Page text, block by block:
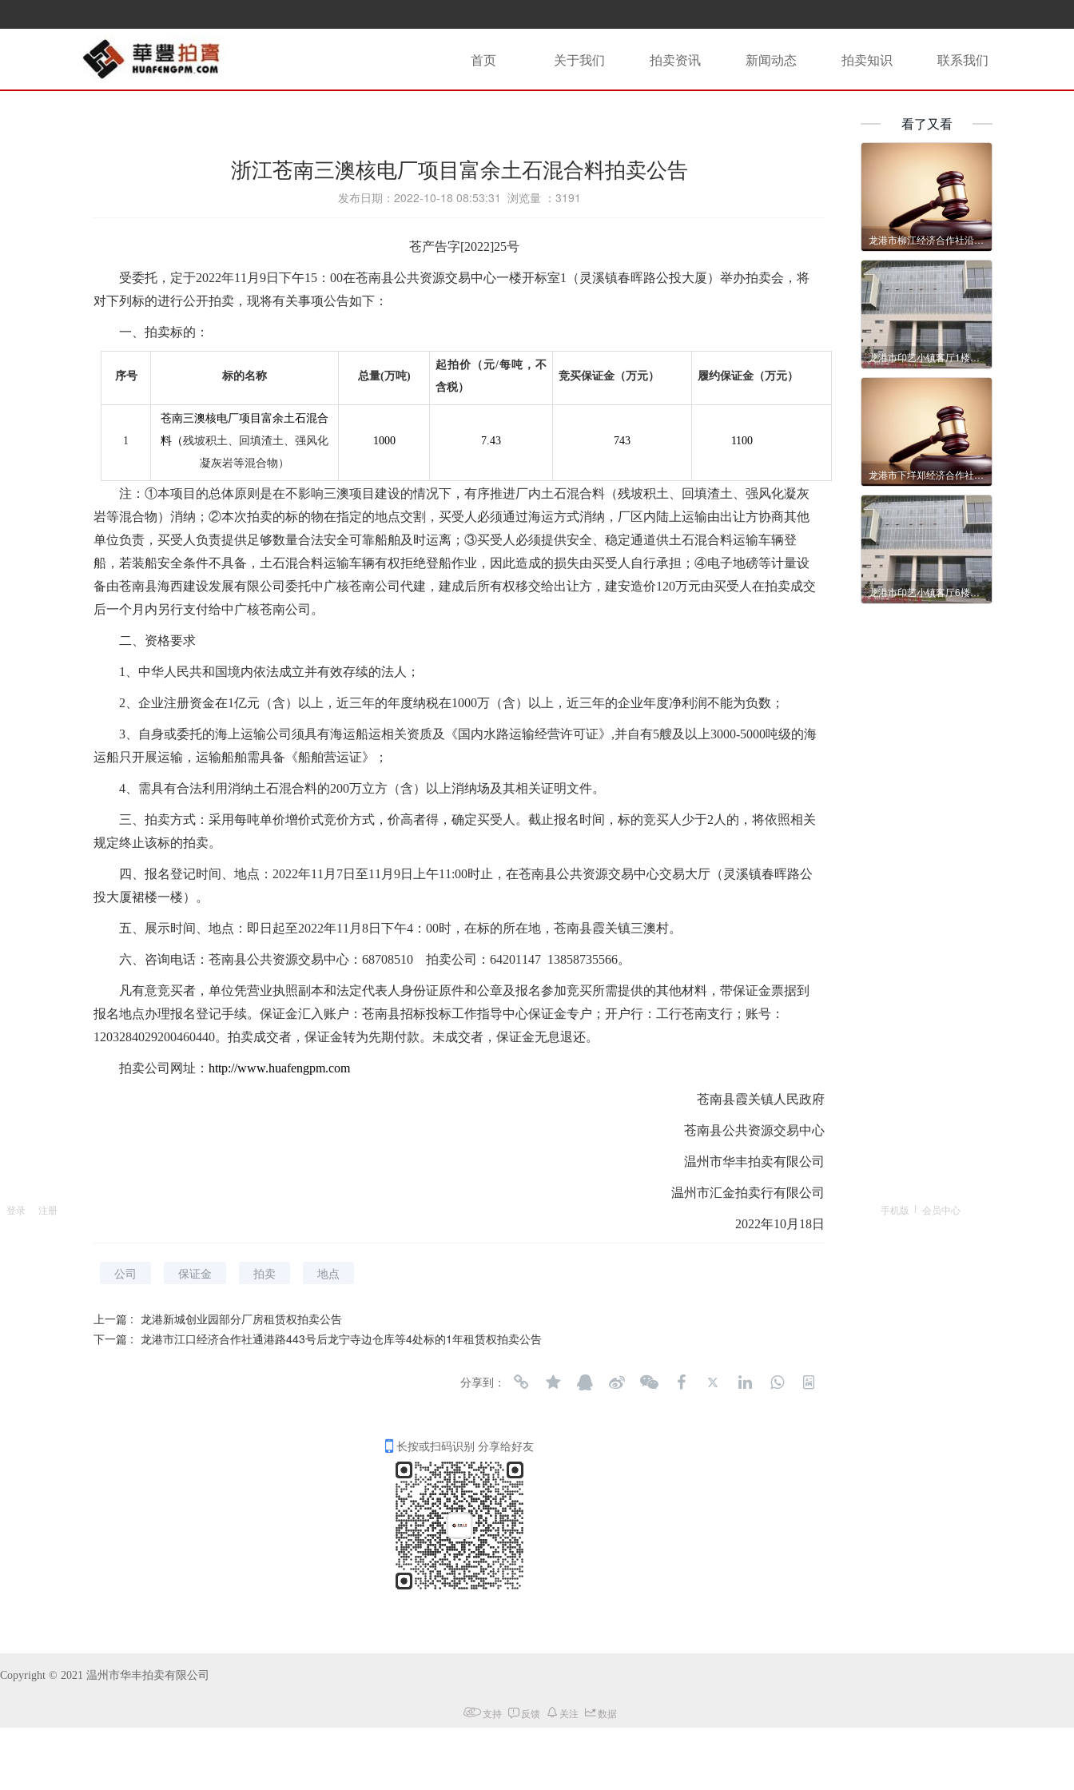
登录 注册 手机版 会员中心
首页 关于我们 拍卖资讯 新闻动态 拍卖知识 联系我们
浙江苍南三澳核电厂项目富余土石混合料拍卖公告
发布日期：2022-10-18 08:53:31 浏览量 ： 3191
苍产告字[2022]25号
受委托，定于2022年11 月 9日下午15： 00在苍南县公共资源交易中心一楼开标室1
（灵溪镇春晖路公投大厦）举办拍卖会，将
对下列标的进行公开拍卖，现将有关事项公告如下：
一、拍卖标的：
序号 标的名称 总量(万吨)
起拍价（元/每吨，不
含税）
竞买保证金（万元） 履约保证金（万元）
1
苍南三澳核电厂项目富余土石混合
料（残坡积土、回填渣土、强风化
凝灰岩等混合物）
1000 7.43 743 1100
注：①本项目的总体原则是在不影响三澳项目建设的情况下， 有序推进厂内土石混合料（残坡积土、回填渣土、强风化凝灰
岩等混合物）消纳 ；②本次拍卖的标的物在指定的地点交割，买受人必须通过海运方式消纳，厂区内陆上运输由出让方协商其他
单位负责，买受人负责提供足够数量合法安全可靠船舶及时运离 ；③买受人必须提供安全、稳定通道供土石混合料运输车辆登
船，若装船安全条件不具备，土石混合料运输车辆有权拒绝登船作业，因此造成的损失由买受人自行承担 ； ④电子地磅等计量设
备由苍南县海西建设发展有限公司委托中广核苍南公司代建，建成后所有权移交给出让方，建安造价120万元由买受人在拍卖成交
后一个月内另行支付给中广核苍南公司。
二、资格要求
1、 中华人民共和国境内依法成立并有效存续的法人 ；
2、 企业注册资金在1亿元（含）以上，近三年的年度纳税在1000万（含）以上，近三年的企业年度净利润不能为负数 ；
3、
自身或委托的海上运输公司须具有海运船运相关资质及《国内水路运输经营许可证》,并自有5艘及以上3000-5000吨级的海
运船只开展运输，运输船舶需具备《船舶营运证》
；
4、 需具有合法利用消纳土石混合料的200万立方（含）以上消纳场及其相关证明文件。
三、拍卖方式：采用每吨单价增价式竞价方式，价高者得，确定买受人。截止报名时间，标的竞买人少于2人的，将依照相关
规定终止该标的拍卖。
四、报名登记时间、地点： 2022年11 月 7日 至11 月 9日上午11 :00时止，在苍南县公共资源交易中心交易大厅（灵溪镇春晖路公
投大厦裙楼一楼）。
五 、展示时间、地点：即日起至2022年11 月 8日下午4：00时，在标的所在地，苍南县霞关镇三澳村。
六 、咨询电话：苍南县公共资源交易中心： 68708510 拍卖公司： 64201147 13858735566。
凡有意竞买者， 单位凭营业执照副本和法定代表人身份证原件和公章及报名参加竞买所需提供的其他材料，带保证金票据到
报名地点办理报名登记手续。 保证金汇入账户：苍南县招标投标工作指导中心保证金专户；开户行：工行苍南支行；账号：
1203284029200460440。拍卖成交者，保证金转为先期付款。未成交者，保证金无息退还。
拍卖公司网址： http://www.huafengpm.com
苍南县霞关镇人民政府
苍南县公共资源交易中心
温州市华丰拍卖有限公司
温州市汇金拍卖行有限公司
2022年10月 18日
公司 保证金 拍卖 地点
上一篇 : 龙港新城创业园部分厂房租赁权拍卖公告
下一篇 : 龙港市江口经济合作社通港路443号后龙宁寺边仓库等4处标的1年租赁权拍卖公告
分享到：
长按或扫码识别 分享给好友
看了又看
龙港市柳江经济合作社沿江路以南、西三路以西空地、柳江农贸市场（在建）西首空地2年租赁权拍卖公告
龙港市印艺小镇客厅1楼1105室、1106室3年租赁权交易公告
龙港市下垟郑经济合作社站港大道567号福园大酒店（原新联大酒店）6年租赁权拍卖公告
龙港市印艺小镇客厅6楼西北角101室3年租赁权交易公告
Copyright © 2021 温州市华丰拍卖有限公司
支持 反馈 关注 数据